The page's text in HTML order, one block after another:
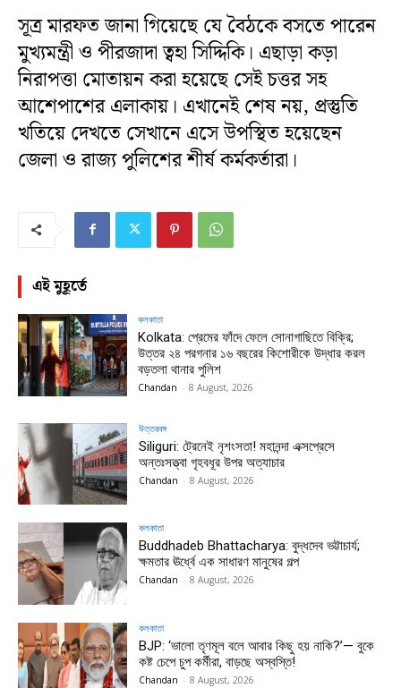
সূত্র মারফত জানা গিয়েছে যে বৈঠকে বসতে পারেন
মুখ্যমন্ত্রী ও পীরজাদা ত্বহা সিদ্দিকি। এছাড়া কড়া
নিরাপত্তা মোতায়ন করা হয়েছে সেই চত্তর সহ
আশেপাশের এলাকায়। এখানেই শেষ নয়, প্রস্তুতি
খতিয়ে দেখতে সেখানে এসে উপস্থিত হয়েছেন
জেলা ও রাজ্য পুলিশের শীর্ষ কর্মকর্তারা।
এই মুহূর্তে
কলকাতা
Kolkata: প্রেমের ফাঁদে ফেলে সোনাগাছিতে বিক্রি;
উত্তর ২৪ পরগনার ১৬ বছরের কিশোরীকে উদ্ধার করল
বড়তলা থানার পুলিশ
Chandan - 8 August, 2026
উত্তরবঙ্গ
Siliguri: ট্রেনেই নৃশংসতা! মহানন্দা এক্সপ্রেসে
অন্তঃসত্ত্বা গৃহবধূর উপর অত্যাচার
Chandan - 8 August, 2026
কলকাতা
Buddhadeb Bhattacharya: বুদ্ধদেব ভট্টাচার্য;
ক্ষমতার ঊর্ধ্বে এক সাধারণ মানুষের গল্প
Chandan - 8 August, 2026
কলকাতা
BJP: ‘ভালো তৃণমূল বলে আবার কিছু হয় নাকি?’— বুকে
কষ্ট চেপে চুপ কর্মীরা, বাড়ছে অস্বস্তি!
Chandan - 8 August, 2026